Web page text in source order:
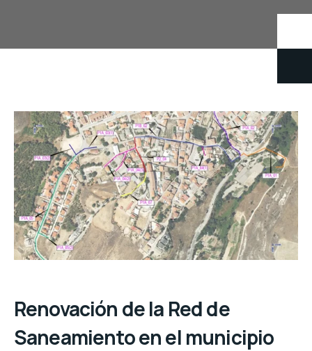
Renovación de la Red de
Saneamiento en el municipio